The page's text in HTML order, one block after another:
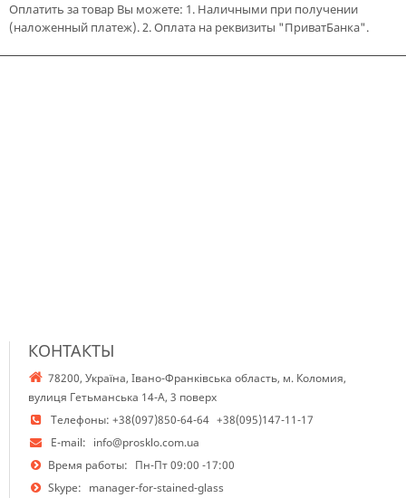
Оплатить за товар Вы можете: 1. Наличными при получении
(наложенный платеж). 2. Оплата на реквизиты "ПриватБанка".
КОНТАКТЫ
78200, Україна, Івано-Франківська область, м. Коломия,
вулиця Гетьманська 14-А, 3 поверх
Телефоны: +38(097)850-64-64 +38(095)147-11-17
E-mail: info@prosklo.com.ua
Время работы: Пн-Пт 09:00 -17:00
Skype: manager-for-stained-glass